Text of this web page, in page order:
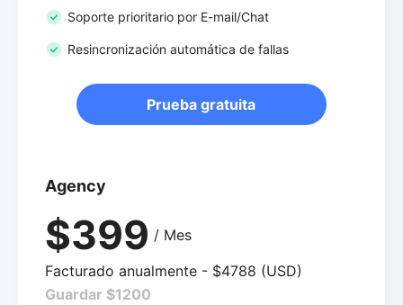
Soporte prioritario por E-mail/Chat
Resincronización automática de fallas
Prueba gratuita
Agency
$399 / Mes
Facturado anualmente - $4788 (USD)
Guardar $1200